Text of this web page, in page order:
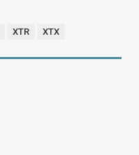
XTR XTX